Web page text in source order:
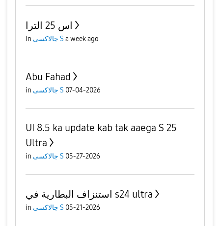
اس 25 الترا
in جالاكسى S a week ago
Abu Fahad
in جالاكسى S 07-04-2026
UI 8.5 ka update kab tak aaega S 25
Ultra
in جالاكسى S 05-27-2026
استنزاف البطارية في s24 ultra
in جالاكسى S 05-21-2026